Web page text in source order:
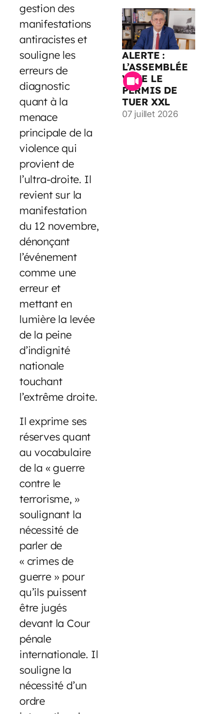
gestion des
manifestations
antiracistes et
souligne les
erreurs de
diagnostic
quant à la
menace
principale de la
violence qui
provient de
l’ultra-droite. Il
revient sur la
manifestation
du 12 novembre,
dénonçant
l’événement
comme une
erreur et
mettant en
lumière la levée
de la peine
d’indignité
nationale
touchant
l’extrême droite.
Il exprime ses
réserves quant
au vocabulaire
de la « guerre
contre le
terrorisme, »
soulignant la
nécessité de
parler de
« crimes de
guerre » pour
qu’ils puissent
être jugés
devant la Cour
pénale
internationale. Il
souligne la
nécessité d’un
ordre
ALERTE :
L’ASSEMBLÉE
VOTE LE
PERMIS DE
TUER XXL
07 juillet 2026